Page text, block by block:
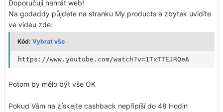
Doporučuji nahrát web!
Na godaddy půjdete na stranku My products a zbytek uvidíte
ve videu zde:
Kód: Vybrat vše
https://www.youtube.com/watch?v=1TxTTEJRQeA
Potom by mělo být vše OK
Pokud Vám na získejte cashback nepřipíší do 48 Hodin